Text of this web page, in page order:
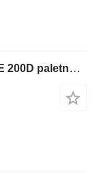
BT SWE 200D 599420 volan za BT SWE 200D paletnog viljuškara